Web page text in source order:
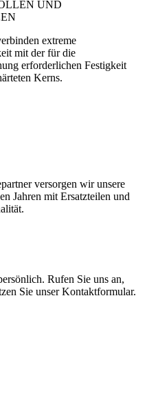
extreme
mit der für die
erforderlichen Festigkeit
Kerns.
versorgen wir unsere
Jahren mit Ersatzteilen und
Rufen Sie uns an,
Sie unser Kontaktformular.